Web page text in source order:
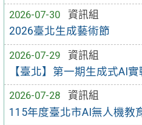
2026-07-30
資訊組
2026臺北生成藝術節
2026-07-29
資訊組
【臺北】第一期生成式AI
2026-07-28
資訊組
115年度臺北市AI無人機教